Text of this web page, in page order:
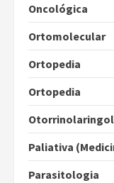
Oncológica
Ortomolecular
Ortopedia
Ortopedia
Paliativa
Parasitologia